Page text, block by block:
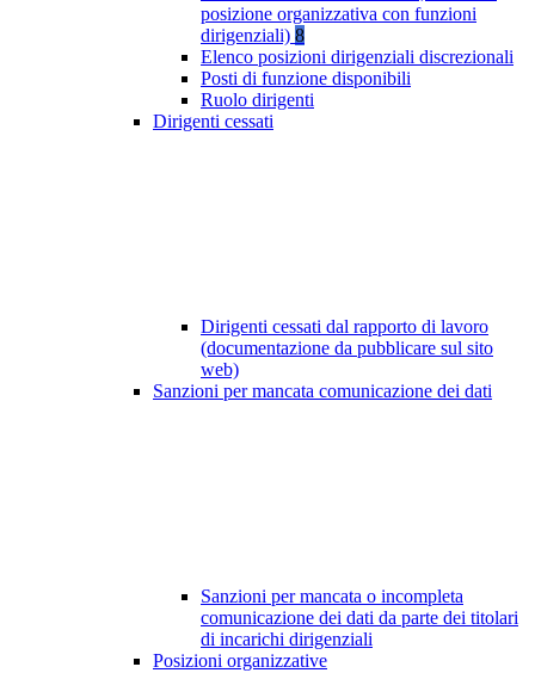
posizione organizzativa con funzioni
dirigenziali) 8
Elenco posizioni dirigenziali discrezionali
Posti di funzione disponibili
Ruolo dirigenti
Dirigenti cessati
Dirigenti cessati dal rapporto di lavoro
(documentazione da pubblicare sul sito
web)
Sanzioni per mancata comunicazione dei dati
Sanzioni per mancata o incompleta
comunicazione dei dati da parte dei titolari
di incarichi dirigenziali
Posizioni organizzative